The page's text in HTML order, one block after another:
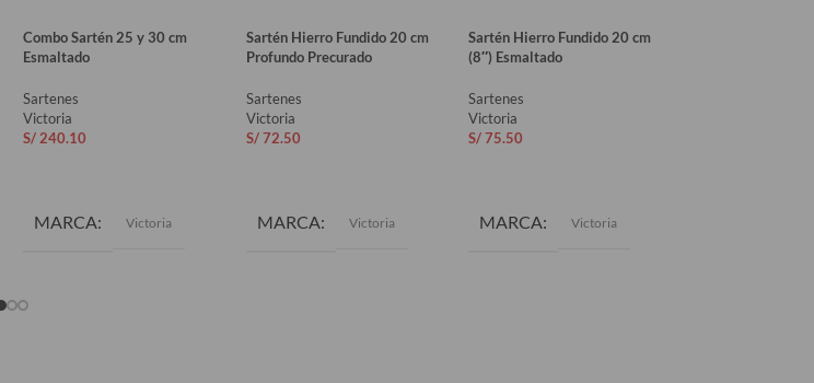
Combo Sartén 25 y 30 cm
Esmaltado
Sartenes
Victoria
S/240.10
MARCA Victoria
Sartén Hierro Fundido 20 cm
Profundo Precurado
Sartenes
Victoria
S/72.50
MARCA Victoria
Sartén Hierro Fundido 20 cm
(8″) Esmaltado
Sartenes
Victoria
S/75.50
MARCA Victoria